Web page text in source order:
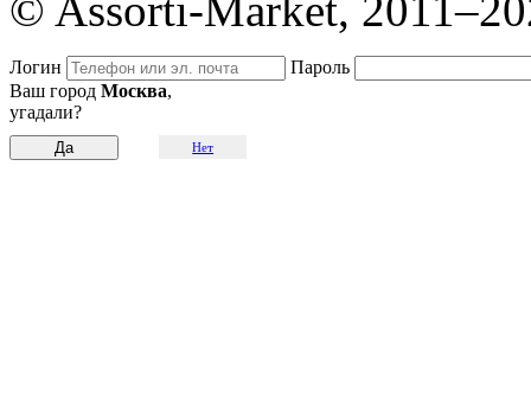
Логин
Пароль
Ваш город Москва,
угадали?
Нет